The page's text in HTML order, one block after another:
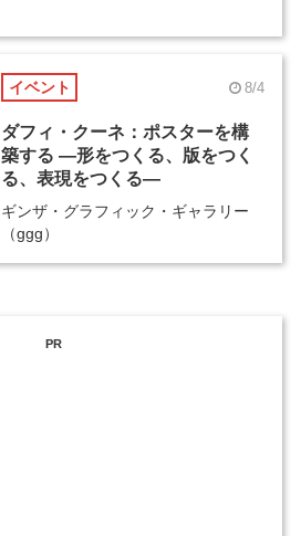
イベント 8/4
ダフィ・クーネ：ポスターを構
築する ―形をつくる、版をつく
る、表現をつくる―
ギンザ・グラフィック・ギャラリー
（ggg）
PR